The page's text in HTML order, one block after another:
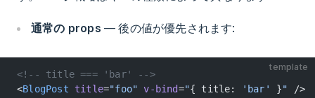
通常の props — 後の値が優先されます:
template
<!-- title === 'bar' -->
<BlogPost title="foo" v-bind="{ title: 'bar' }" />